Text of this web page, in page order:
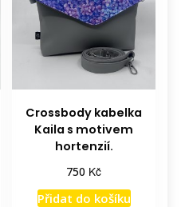
Crossbody kabelka
Kaila s motivem
hortenzií.
750 Kč
Přidat do košíku